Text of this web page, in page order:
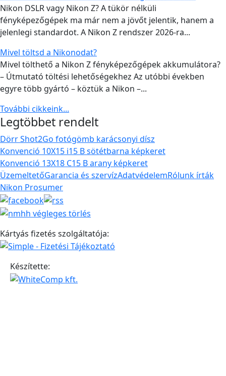
Nikon DSLR vagy Nikon Z? A tükör nélküli
fényképezőgépek ma már nem a jövőt jelentik, hanem a
jelenlegi standardot. A Nikon Z rendszer 2026-ra...
Mivel töltsd a Nikonodat?
Mivel tölthető a Nikon Z fényképezőgépek akkumulátora?
– Útmutató töltési lehetőségekhez Az utóbbi években
egyre több gyártó – köztük a Nikon –...
További cikkeink...
Legtöbbet rendelt
Dörr Shot2Go fotógömb karácsonyi dísz
Konvenció 10X15 i15 B sötétbarna képkeret
Konvenció 13X18 C15 B arany képkeret
ÜzemeltetőGarancia és szervízAdatvédelemRólunk írták
Nikon Prosumer
Kártyás fizetés szolgáltatója:
Készítette: